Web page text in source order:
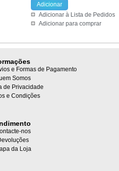
Adicionar
Adicionar à Lista de Pedidos
Adicionar para comprar
e Formas de Pagamento
Somos
de Privacidade
e Condições
nos
da Loja